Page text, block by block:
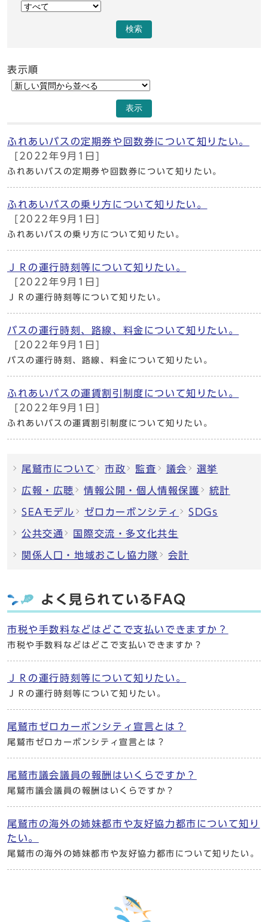
検索
表示順
表示
ふれあいバスの定期券や回数券について知りたい。
[2022年9月1日]
ふれあいバスの定期券や回数券について知りたい。
ふれあいバスの乗り方について知りたい。
[2022年9月1日]
ふれあいバスの乗り方について知りたい。
ＪＲの運行時刻等について知りたい。
[2022年9月1日]
ＪＲの運行時刻等について知りたい。
バスの運行時刻、路線、料金について知りたい。
[2022年9月1日]
バスの運行時刻、路線、料金について知りたい。
ふれあいバスの運賃割引制度について知りたい。
[2022年9月1日]
ふれあいバスの運賃割引制度について知りたい。
尾鷲市について 市政 監査 議会 選挙
広報・広聴 情報公開・個人情報保護 統計
SEAモデル ゼロカーボンシティ SDGs
公共交通 国際交流・多文化共生
関係人口・地域おこし協力隊 会計
よく見られているFAQ
市税や手数料などはどこで支払いできますか？
市税や手数料などはどこで支払いできますか？
ＪＲの運行時刻等について知りたい。
ＪＲの運行時刻等について知りたい。
尾鷲市ゼロカーボンシティ宣言とは？
尾鷲市ゼロカーボンシティ宣言とは？
尾鷲市議会議員の報酬はいくらですか？
尾鷲市議会議員の報酬はいくらですか？
尾鷲市の海外の姉妹都市や友好協力都市について知り
たい。
尾鷲市の海外の姉妹都市や友好協力都市について知りたい。